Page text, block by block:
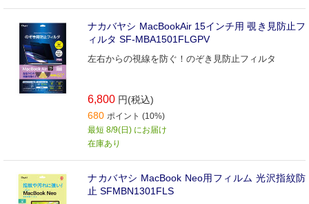
ナカバヤシ MacBookAir 15インチ用 覗き見防止フ
ィルタ SF-MBA1501FLGPV
左右からの視線を防ぐ！のぞき見防止フィルタ
6,800 円(税込)
680 ポイント (10%)
最短 8/9(日) にお届け
在庫あり
ナカバヤシ MacBook Neo用フィルム 光沢指紋防
止 SFMBN1301FLS